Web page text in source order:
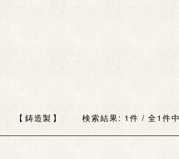
鋳造製 検索結果: 1件 / 全1件中